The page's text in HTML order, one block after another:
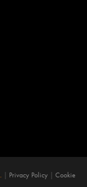
. Privacy Policy
Cookie